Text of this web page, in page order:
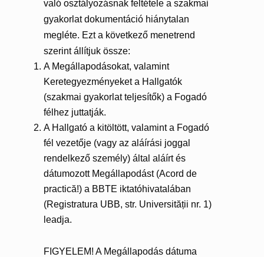
való osztályozásnak feltétele a szakmai
gyakorlat dokumentáció hiánytalan
megléte. Ezt a következő menetrend
szerint állítjuk össze:
A Megállapodásokat, valamint
Keretegyezményeket a Hallgatók
(szakmai gyakorlat teljesítők) a Fogadó
félhez juttatják.
A Hallgató a kitöltött, valamint a Fogadó
fél vezetője (vagy az aláírási joggal
rendelkező személy) által aláírt és
dátumozott Megállapodást (Acord de
practică!) a BBTE iktatóhivatalában
(Registratura UBB, str. Universității nr. 1)
leadja.
FIGYELEM! A Megállapodás dátuma